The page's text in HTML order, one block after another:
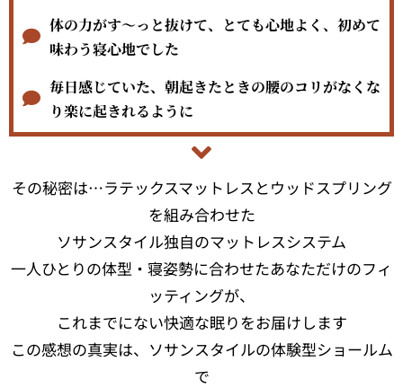
体の力がす～っと抜けて、とても心地よく、初めて
味わう寝心地でした
毎日感じていた、朝起きたときの腰のコリがなくな
り楽に起きれるように
その秘密は…ラテックスマットレスとウッドスプリング
を組み合わせた
ソサンスタイル独自のマットレスシステム
一人ひとりの体型・寝姿勢に合わせたあなただけのフィ
ッティングが、
これまでにない快適な眠りをお届けします
この感想の真実は、ソサンスタイルの体験型ショールム
で